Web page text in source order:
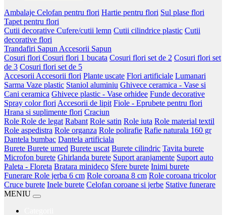
Ambalaje Celofan pentru flori Hartie pentru flori Sul plase flori
Tapet pentru flori
Cutii decorative Cufere/cutii lemn Cutii cilindrice plastic Cutii
decorative flori
Trandafiri Sapun Accesorii Sapun
Cosuri flori Cosuri flori 1 bucata Cosuri flori set de 2 Cosuri flori set
de 3 Cosuri flori set de 5
Accesorii Accesorii flori Plante uscate Flori artificiale Lumanari
Sarma Vaze plastic Staniol aluminiu Ghivece ceramica - Vase si
Cani ceramica Ghivece plastic - Vase orhidee Funde decorative
Spray color flori Accesorii de lipit Fiole - Eprubete pentru flori
Hrana si suplimente flori Craciun
Role Role de legat Rabant Role satin Role iuta Role material textil
Role aspedistra Role organza Role polirafie Rafie naturala 160 gr
Dantela bumbac Dantela artificiala
Burete Burete umed Burete uscat Burete cilindric Tavita burete
Microfon burete Ghirlanda burete Suport aranjamente Suport auto
Paleta - Floreta Bratara minideco Sfere burete Inimi burete
Funerare Role jerba 6 cm Role coroana 8 cm Role coroana tricolor
Cruce burete Inele burete Celofan coroane si jerbe Stative funerare
MENIU